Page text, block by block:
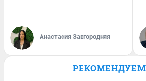
Анастасия Завгородняя
РЕКОМЕНДУЕМ